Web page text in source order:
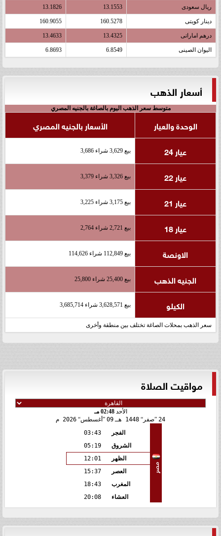
ريال سعودى 13.1553
13.1826
دينار كويتى 160.5278
160.9055
درهم اماراتى 13.4325
13.4633
اليوان الصينى 6.8549
6.8693
أسعار الذهب
متوسط سعر الذهب اليوم بالصاغة بالجنيه المصري
الوحدة والعيار
الأسعار بالجنيه المصري
عيار 24
بيع 3,629 شراء 3,686
عيار 22 بيع 3,326 شراء 3,379
عيار 21 بيع 3,175 شراء 3,225
عيار 18 بيع 2,721 شراء 2,764
الاونصة بيع 112,849 شراء 114,626
الجنيه الذهب بيع 25,400 شراء 25,800
الكيلو بيع 3,628,571 شراء 3,685,714
سعر الذهب بمحلات الصاغة تختلف بين منطقة وأخرى
مواقيت الصلاة
الأحد02:48 مـ
24 صفر 1448 هـ 09 أغسطس 2026 م
مصر
الفجر
03:43
الشروق
05:19
الظهر
12:01
العصر
15:37
المغرب
18:43
العشاء
20:08